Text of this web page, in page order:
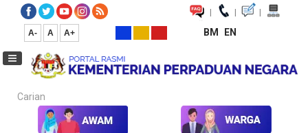
| | |
A- A A+ BM EN
Carian...
Laman Utama Media Koleksi Media Keratan Akhbar